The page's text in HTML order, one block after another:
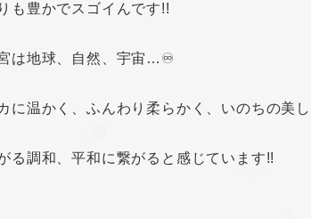
も豊かでスゴイんです!!
は地球、自然、宇宙…♾️
に温かく、ふんわり柔らかく、いのちの美
る調和、平和に繋がると感じています!!